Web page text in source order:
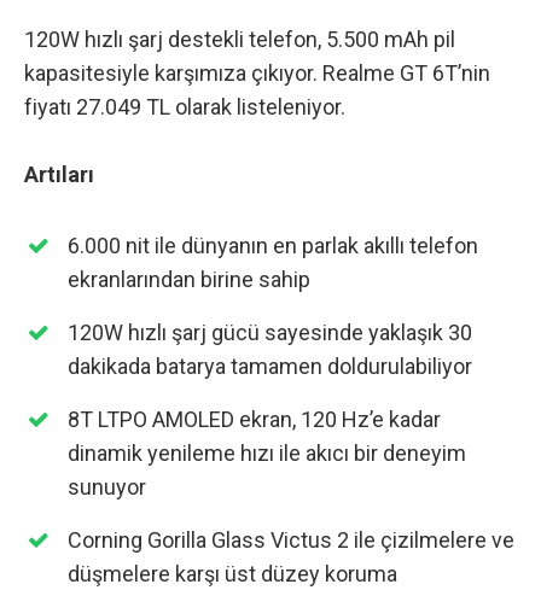
120W hızlı şarj destekli telefon, 5.500 mAh pil
kapasitesiyle karşımıza çıkıyor. Realme GT 6T’nin
fiyatı 27.049 TL olarak listeleniyor.
Artıları
6.000 nit ile dünyanın en parlak akıllı telefon
ekranlarından birine sahip
120W hızlı şarj gücü sayesinde yaklaşık 30
dakikada batarya tamamen doldurulabiliyor
8T LTPO AMOLED ekran, 120 Hz’e kadar
dinamik yenileme hızı ile akıcı bir deneyim
sunuyor
Corning Gorilla Glass Victus 2 ile çizilmelere ve
düşmelere karşı üst düzey koruma